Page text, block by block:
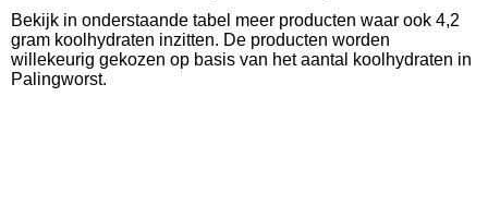
Bekijk in onderstaande tabel meer producten waar ook 4,2
gram koolhydraten inzitten. De producten worden
willekeurig gekozen op basis van het aantal koolhydraten in
Palingworst.